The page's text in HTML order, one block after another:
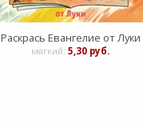
Раскрась Евангелие от Луки
мягкий:5,30 руб.